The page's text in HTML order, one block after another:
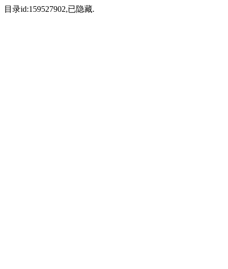
目录id:159527902,已隐藏.